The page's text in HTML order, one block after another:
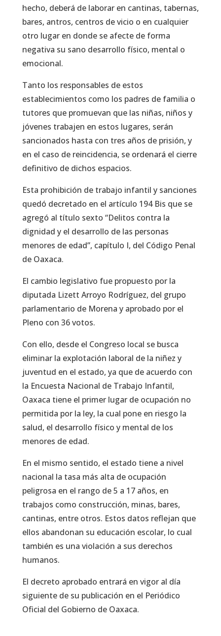
hecho, deberá de laborar en cantinas, tabernas,
bares, antros, centros de vicio o en cualquier
otro lugar en donde se afecte de forma
negativa su sano desarrollo físico, mental o
emocional.
Tanto los responsables de estos
establecimientos como los padres de familia o
tutores que promuevan que las niñas, niños y
jóvenes trabajen en estos lugares, serán
sancionados hasta con tres años de prisión, y
en el caso de reincidencia, se ordenará el cierre
definitivo de dichos espacios.
Esta prohibición de trabajo infantil y sanciones
quedó decretado en el artículo 194 Bis que se
agregó al título sexto “Delitos contra la
dignidad y el desarrollo de las personas
menores de edad”, capítulo I, del Código Penal
de Oaxaca.
El cambio legislativo fue propuesto por la
diputada Lizett Arroyo Rodríguez, del grupo
parlamentario de Morena y aprobado por el
Pleno con 36 votos.
Con ello, desde el Congreso local se busca
eliminar la explotación laboral de la niñez y
juventud en el estado, ya que de acuerdo con
la Encuesta Nacional de Trabajo Infantil,
Oaxaca tiene el primer lugar de ocupación no
permitida por la ley, la cual pone en riesgo la
salud, el desarrollo físico y mental de los
menores de edad.
En el mismo sentido, el estado tiene a nivel
nacional la tasa más alta de ocupación
peligrosa en el rango de 5 a 17 años, en
trabajos como construcción, minas, bares,
cantinas, entre otros. Estos datos reflejan que
ellos abandonan su educación escolar, lo cual
también es una violación a sus derechos
humanos.
El decreto aprobado entrará en vigor al día
siguiente de su publicación en el Periódico
Oficial del Gobierno de Oaxaca.